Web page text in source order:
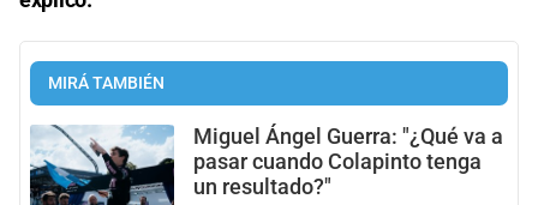
MIRÁ TAMBIÉN
Miguel Ángel Guerra: "¿Qué va a
pasar cuando Colapinto tenga
un resultado?"